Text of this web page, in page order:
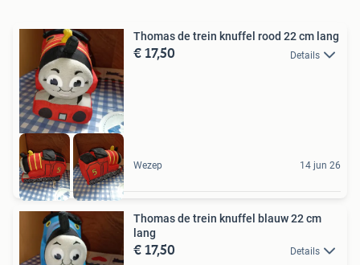
Thomas de trein knuffel rood 22 cm lang
€ 17,50 Details
Wezep 14 jun 26
Thomas de trein knuffel blauw 22 cm
lang
€ 17,50 Details